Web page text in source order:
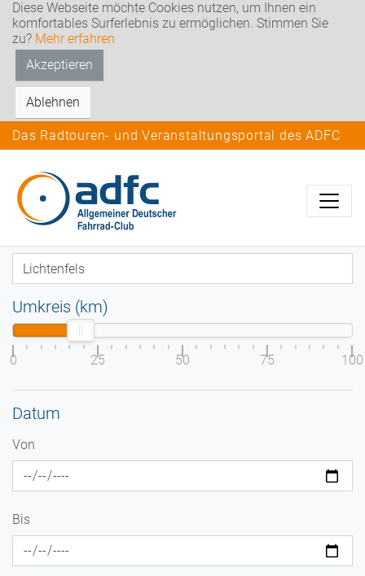
Diese Webseite möchte Cookies nutzen, um Ihnen ein
komfortables Surferlebnis zu ermöglichen. Stimmen Sie
zu? Mehr erfahren
Akzeptieren
Ablehnen
Das Radtouren- und Veranstaltungsportal des ADFC
Umkreis (km)
0 25 50 75 100
Datum
Von
Bis